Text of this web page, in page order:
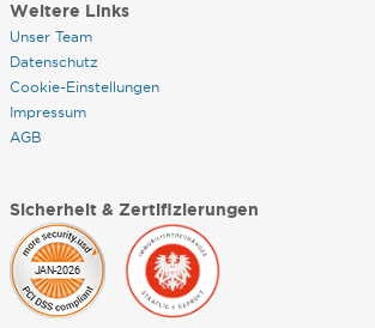
Weitere Links
Unser Team
Datenschutz
Cookie-Einstellungen
Impressum
AGB
Sicherheit & Zertifizierungen